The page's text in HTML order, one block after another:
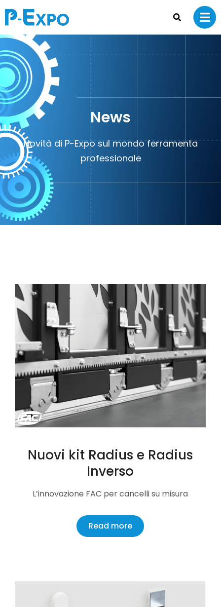
News
Novità di P-Expo sul mondo ferramenta
professionale
Nuovi kit Radius e Radius
Inverso
L’innovazione FAC per cancelli su misura
Read more